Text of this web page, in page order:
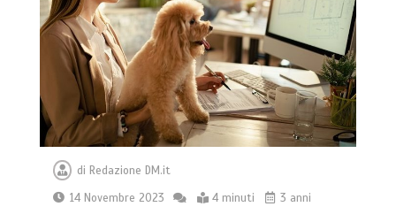
di Redazione DM.it
14 Novembre 2023
4 minuti 3 anni